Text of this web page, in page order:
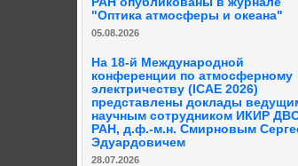
"Оптика атмосферы и океана"
05.08.2026
На 18-й Международной
конференции по атмосферному
электричеству (ICAE 2026)
представлены доклады
научным сотрудником ИКИР
РАН, д.ф.-м.н. Смирновым
Эдуардовичем
28.07.2026